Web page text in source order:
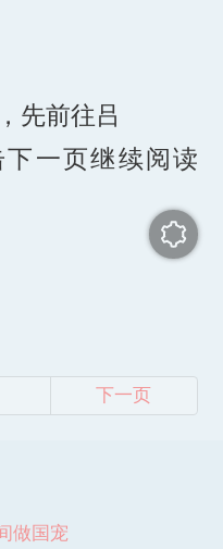
先前往吕
一页继续阅读
下一页
做国宠